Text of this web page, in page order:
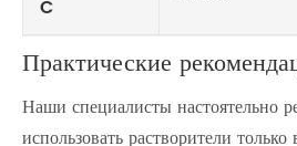
C
Практические
Наши специалисты настоятельно
использовать растворители